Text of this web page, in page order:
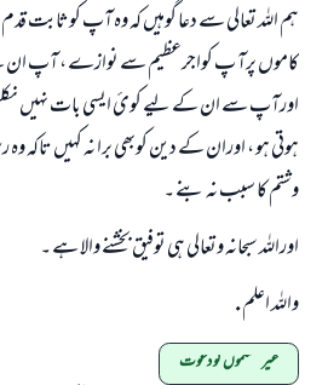
ہم اللہ تعالی سے دعا گوہیں کہ وہ آپ کوثابت
کاموں پرآ پ کواجرعظیم سے نوازے ، آپ ان
اورآپ سے ان کے لیے کوئ ایسی بات نہيں
ہوتی ہو ، اوران کے دین کوبھی برا نہ کہیں تاکہ
وشتم کا سبب نہ بنے ۔
اوراللہ سبحانہ وتعالی ہی توفیق بخشنے والا ہے ۔
واللہ اعلم .
غیر مسلموں کو دعوت